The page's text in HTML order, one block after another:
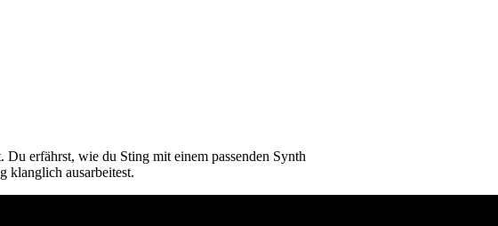
erfährst, wie du Sting mit einem passenden Synth
klanglich ausarbeitest.